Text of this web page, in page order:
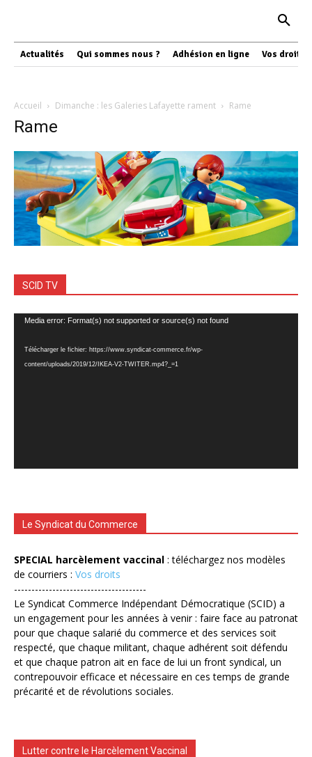
Actualités Qui sommes nous ? Adhésion en ligne Vos droits
Accueil Dimanche : les Galeries Lafayette rament Rame
Rame
SCID TV
Lecteur
Media error: Format(s) not supported or source(s) not found
Télécharger le fichier: https://www.syndicat-commerce.fr/wp-
content/uploads/2019/12/IKEA-V2-TWITER.mp4?_=1
Le Syndicat du Commerce
SPECIAL harcèlement vaccinal : téléchargez nos modèles
de courriers : Vos droits
--------------------------------------
Le Syndicat Commerce Indépendant Démocratique (SCID) a
un engagement pour les années à venir : faire face au patronat
pour que chaque salarié du commerce et des services soit
respecté, que chaque militant, chaque adhérent soit défendu
et que chaque patron ait en face de lui un front syndical, un
contrepouvoir efficace et nécessaire en ces temps de grande
précarité et de révolutions sociales.
Lutter contre le Harcèlement Vaccinal